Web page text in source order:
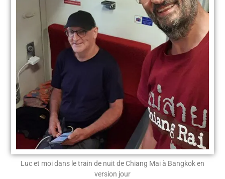
Luc et moi dans le train de nuit de Chiang Mai à Bangkok en
version jour